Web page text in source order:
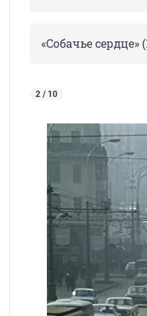
«Собачье сердце»
2 / 10